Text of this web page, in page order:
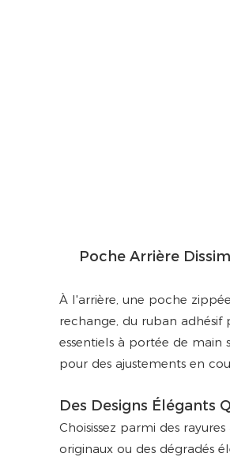
Poche Arrière
À l'arrière, une poche
rechange, du ruban adhésif
essentiels à portée de main
pour des ajustements en
Des Designs Élégants
Choisissez parmi des
originaux ou des dégradés